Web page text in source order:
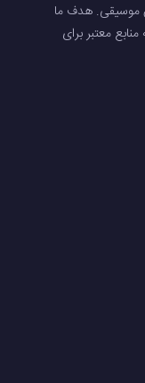
موسیقی. هدف ما
معتبر برای